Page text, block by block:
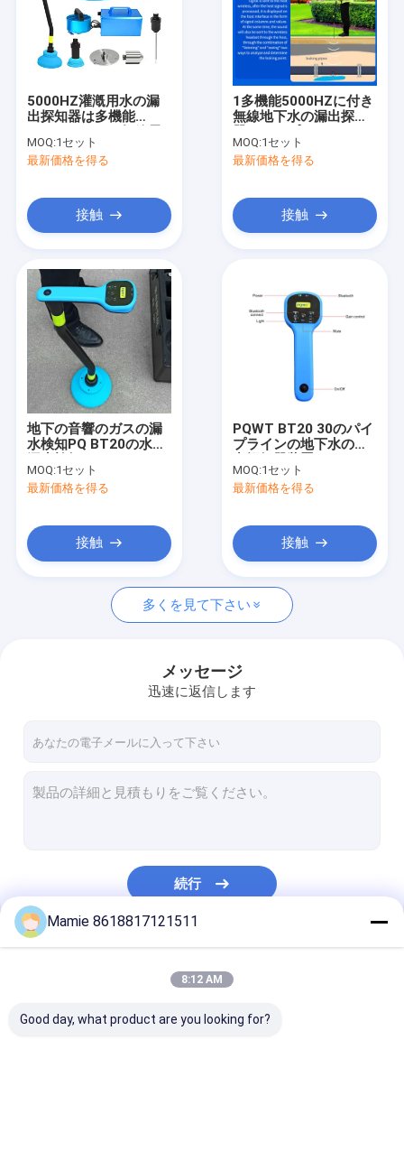
製品
わたしたち に つい て
工場見学
品質管理
お問い合わせ
ニュース
事件
水パイプラインの漏出探知器
パイプネットワーク漏れモニタ
地質調査装置
地下水の漏出探知器
水検知機
5000HZ灌漑用水の漏
出探知器は多機能
信に用具を使う
MOQ:1セット
最新価格を得る
接触
1多機能5000HZに付き
無線地下水の漏出探知
BT 3
MOQ:1セット
最新価格を得る
接触
地下の音響のガスの漏
水検知PQ BT20の水線
MOQ:1セット
最新価格を得る
接触
PQWT BT20 30のパイ
プラインの地下水の漏
MOQ:1セット
最新価格を得る
接触
多くを見て下さい
メッセージ
迅速に返信します
続行
Mamie 8618817121511
8:12 AM
Good day, what product are you looking for?